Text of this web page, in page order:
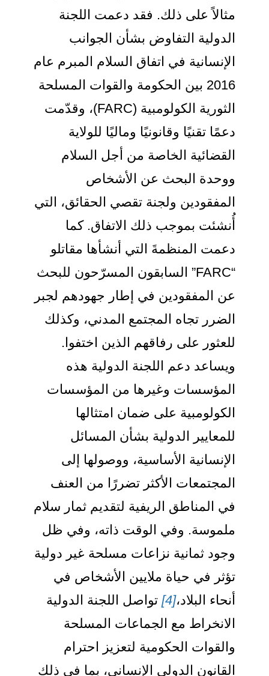
مثالاً على ذلك. فقد دعمت اللجنة
الدولية التفاوض بشأن الجوانب
الإنسانية في اتفاق السلام المبرم عام
2016 بين الحكومة والقوات المسلحة
الثورية الكولومبية (FARC)، وقدّمت
دعمًا تقنيًا وقانونيًا وماليًا للولاية
القضائية الخاصة من أجل السلام
ووحدة البحث عن الأشخاص
المفقودين ولجنة تقصي الحقائق، التي
أُنشئت بموجب ذلك الاتفاق. كما
دعمت المنظمةَ التي أنشأها مقاتلو
“FARC” السابقون المسرّحون للبحث
عن المفقودين في إطار جهودهم لجبر
الضرر تجاه المجتمع المدني، وكذلك
للعثور على رفاقهم الذين اختفوا.
ويساعد دعم اللجنة الدولية هذه
المؤسسات وغيرها من المؤسسات
الكولومبية على ضمان امتثالها
للمعايير الدولية بشأن المسائل
الإنسانية الأساسية، ووصولها إلى
المجتمعات الأكثر تضررًا من العنف
في المناطق الريفية لتقديم ثمار سلام
ملموسة. وفي الوقت ذاته، وفي ظل
وجود ثمانية نزاعات مسلحة غير دولية
تؤثر في حياة ملايين الأشخاص في
أنحاء البلاد،[4]
تواصل اللجنة الدولية
الانخراط مع الجماعات المسلحة
والقوات الحكومية لتعزيز احترام
القانون الدولي الإنساني، بما في ذلك